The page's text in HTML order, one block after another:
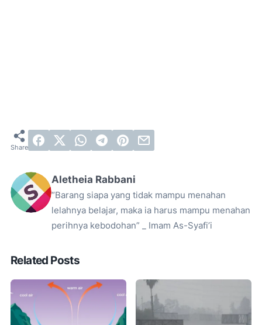
Aletheia Rabbani
“Barang siapa yang tidak mampu menahan
lelahnya belajar, maka ia harus mampu menahan
perihnya kebodohan” _ Imam As-Syafi’i
Related Posts